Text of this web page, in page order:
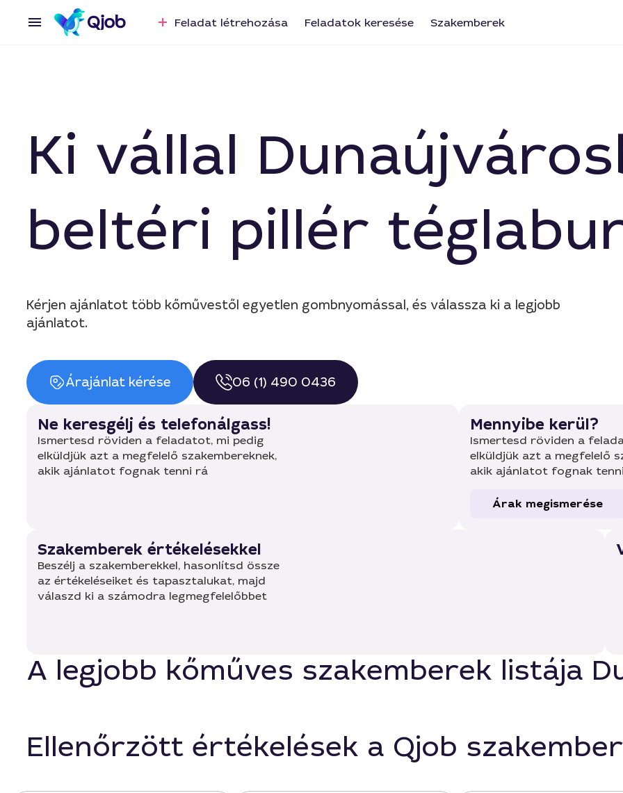
Feladat létrehozása Feladatok keresése Szakemberek
Ki vállal
beltéri pillér
Kérjen ajánlatot több kőművestől egyetlen gombnyomással, és válassza ki a legjobb
ajánlatot.
Árajánlat kérése 06 (1) 490 0436
Ne keresgélj és telefonálgass!
Ismertesd röviden a feladatot, mi pedig
elküldjük azt a megfelelő szakembereknek,
akik ajánlatot fognak tenni rá
Mennyibe kerül?
Ismertesd röviden a
elküldjük azt a megfelelő
akik ajánlatot fognak
Árak megismerése
Szakemberek értékelésekkel
Beszélj a szakemberekkel, hasonlítsd össze
az értékeléseiket és tapasztalukat, majd
válaszd ki a számodra legmegfelelőbbet
A legjobb kőműves szakemberek listája
Ellenőrzött értékelések a Qjob